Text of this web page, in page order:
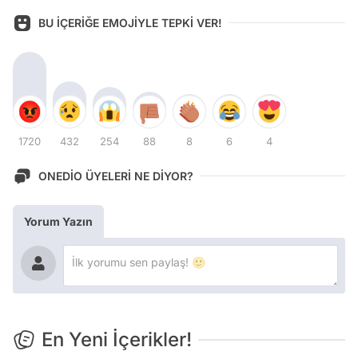
BU İÇERİĞE EMOJİYLE TEPKİ VER!
1720 432 254 88 8 6 4
ONEDİO ÜYELERİ NE DİYOR?
Yorum Yazın
En Yeni İçerikler!